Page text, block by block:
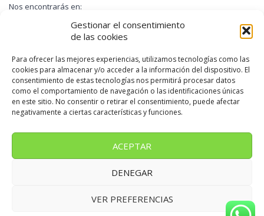
Gestionar el consentimiento
de las cookies
Para ofrecer las mejores experiencias, utilizamos tecnologías como las
cookies para almacenar y/o acceder a la información del dispositivo. El
consentimiento de estas tecnologías nos permitirá procesar datos
como el comportamiento de navegación o las identificaciones únicas
en este sitio. No consentir o retirar el consentimiento, puede afectar
negativamente a ciertas características y funciones.
ACEPTAR
DENEGAR
VER PREFERENCIAS
Nos encontrarás en:
08740 Sant Andreu de la Barca
OH! PRINT PUBLICIDAD
Somos una empresa líder de rotulación online situada en Sant